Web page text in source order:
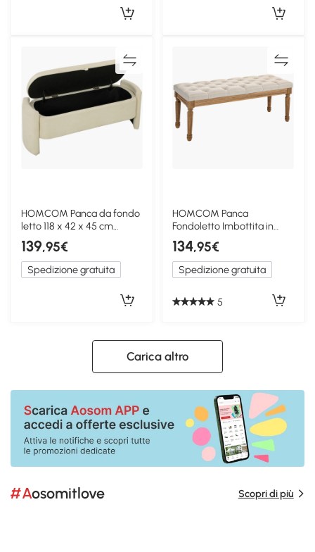
HOMCOM Panca da fondo
letto 118 x 42 x 45 cm
Crema
139,95€
Spedizione gratuita
HOMCOM Panca
Fondoletto Imbottita in
Tessuto e Legno Crema
134,95€
Spedizione gratuita
5
Carica altro
#Aosomitlove Scopri di più